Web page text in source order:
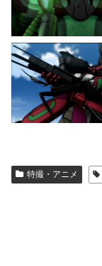
特撮・アニメ